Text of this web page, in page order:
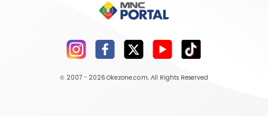
© 2007 - 2026 Okezone.com, All Rights Reserved